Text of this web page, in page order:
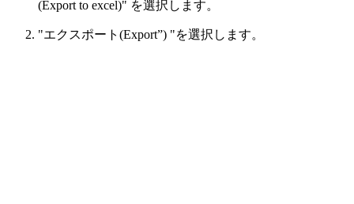
(Export to excel)" を選択します。
"エクスポート(Export”) "を選択します。